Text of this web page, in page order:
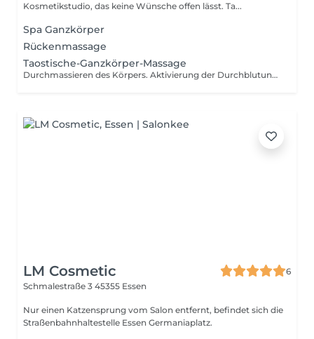
Kosmetikstudio, das keine Wünsche offen lässt. Ta...
Spa Ganzkörper
Rückenmassage
Taostische-Ganzkörper-Massage
Durchmassieren des Körpers. Aktivierung der Durchblutung, Lymphe, Anregung der Zellen anschliessend wird der Körper mit handlichen kleinen Eisenbesen behandelt um die Zellregenaration anzuregen
LM Cosmetic
6
Schmalestraße 3 45355 Essen
Nur einen Katzensprung vom Salon entfernt, befindet sich die
Straßenbahnhaltestelle Essen Germaniaplatz.